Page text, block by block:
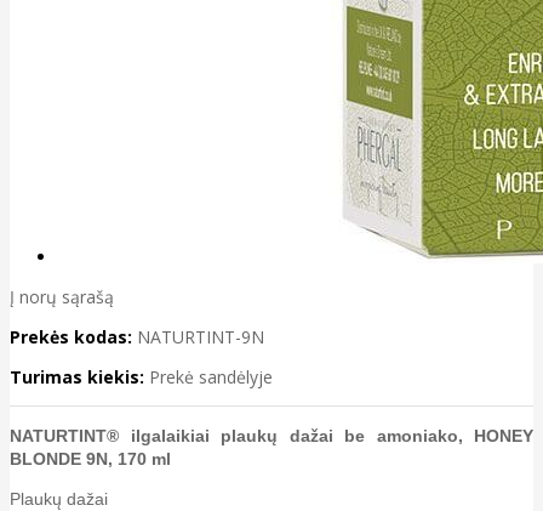
Į norų sąrašą
Prekės kodas: NATURTINT-9N
Turimas kiekis: Prekė sandėlyje
NATURTINT® ilgalaikiai plaukų dažai be amoniako, HONEY
BLONDE 9N, 170 ml
Plaukų dažai